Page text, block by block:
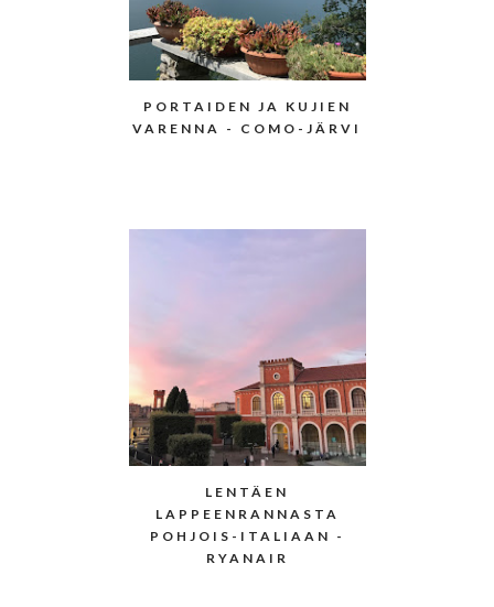
PORTAIDEN JA KUJIEN
VARENNA - COMO-JÄRVI
LENTÄEN
LAPPEENRANNASTA
POHJOIS-ITALIAAN -
RYANAIR